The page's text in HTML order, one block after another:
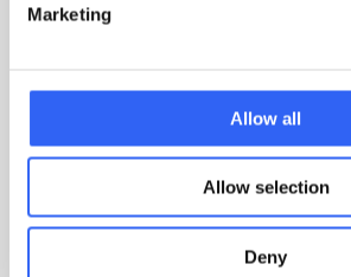
Marketing
Allow all
Allow selection
Deny
Efternavn
E-mail *